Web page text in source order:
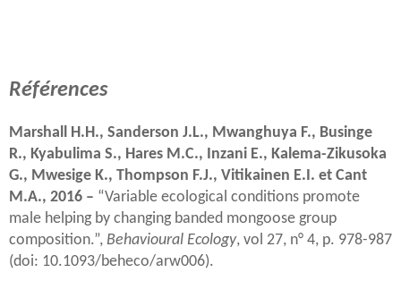
Références
Marshall H.H., Sanderson J.L., Mwanghuya F., Businge
R., Kyabulima S., Hares M.C., Inzani E., Kalema-Zikusoka
G., Mwesige K., Thompson F.J., Vitikainen E.I. et Cant
M.A., 2016 – “Variable ecological conditions promote
male helping by changing banded mongoose group
composition.”, Behavioural Ecology, vol 27, n° 4, p. 978-987
(doi: 10.1093/beheco/arw006).